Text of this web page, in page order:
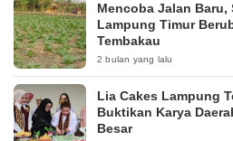
Mencoba Jalan Baru,
Lampung Timur
Tembakau
2 bulan yang lalu
Lia Cakes Lampung
Buktikan Karya
Besar